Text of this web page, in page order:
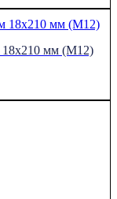
18х210 мм (М12)